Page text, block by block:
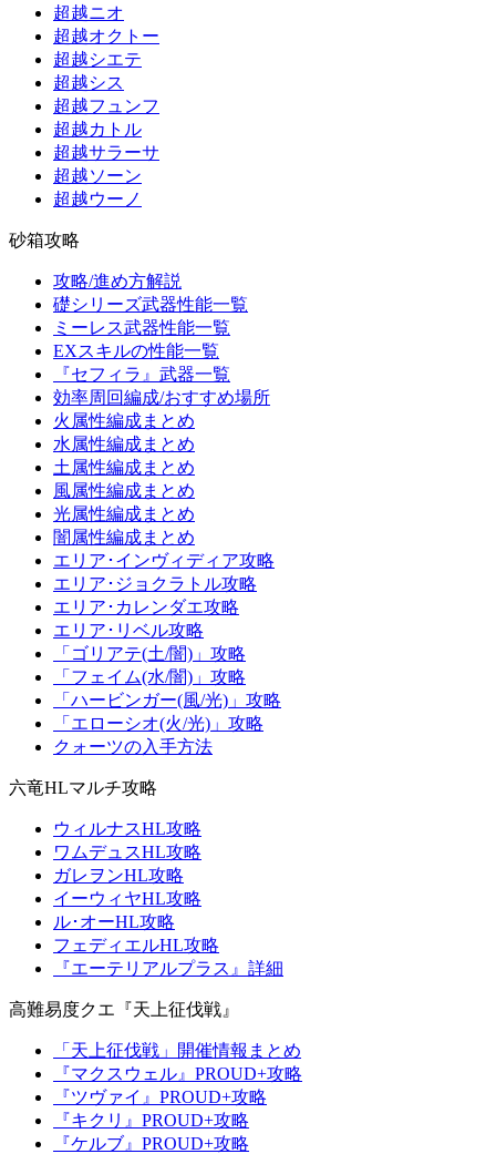
超越ニオ
超越オクトー
超越シエテ
超越シス
超越フュンフ
超越カトル
超越サラーサ
超越ソーン
超越ウーノ
砂箱攻略
攻略/進め方解説
礎シリーズ武器性能一覧
ミーレス武器性能一覧
EXスキルの性能一覧
『セフィラ』武器一覧
効率周回編成/おすすめ場所
火属性編成まとめ
水属性編成まとめ
土属性編成まとめ
風属性編成まとめ
光属性編成まとめ
闇属性編成まとめ
エリア･インヴィディア攻略
エリア･ジョクラトル攻略
エリア･カレンダエ攻略
エリア･リベル攻略
「ゴリアテ(土/闇)」攻略
「フェイム(水/闇)」攻略
「ハービンガー(風/光)」攻略
「エローシオ(火/光)」攻略
クォーツの入手方法
六竜HLマルチ攻略
ウィルナスHL攻略
ワムデュスHL攻略
ガレヲンHL攻略
イーウィヤHL攻略
ル･オーHL攻略
フェディエルHL攻略
『エーテリアルプラス』詳細
高難易度クエ『天上征伐戦』
「天上征伐戦」開催情報まとめ
『マクスウェル』PROUD+攻略
『ツヴァイ』PROUD+攻略
『キクリ』PROUD+攻略
『ケルブ』PROUD+攻略